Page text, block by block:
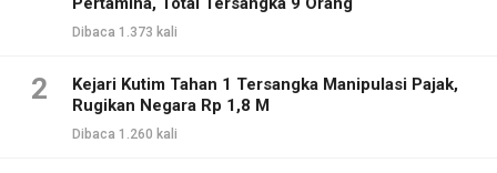
Dibaca 1.373 kali
2
Kejari Kutim Tahan 1 Tersangka Manipulasi Pajak,
Rugikan Negara Rp 1,8 M
Dibaca 1.260 kali